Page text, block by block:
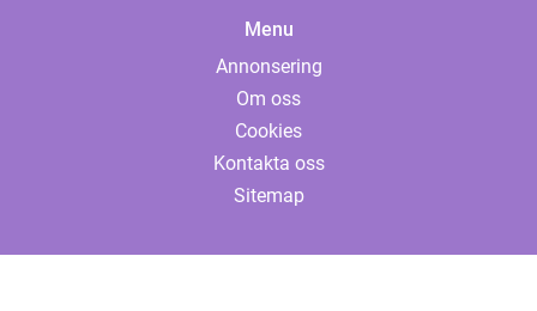
Menu
Annonsering
Om oss
Cookies
Kontakta oss
Sitemap